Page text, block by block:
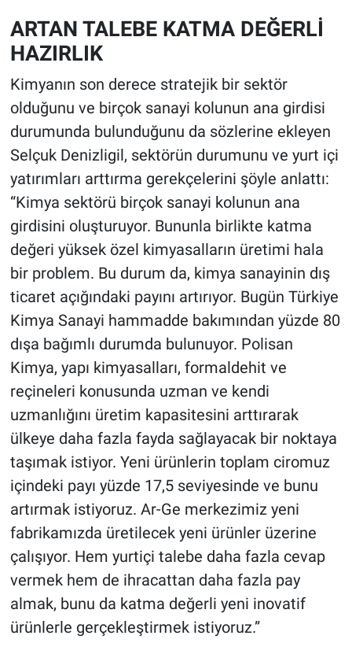
ARTAN TALEBE KATMA DEĞERLİ
HAZIRLIK
Kimyanın son derece stratejik bir sektör
olduğunu ve birçok sanayi kolunun ana girdisi
durumunda bulunduğunu da sözlerine ekleyen
Selçuk Denizligil, sektörün durumunu ve yurt içi
yatırımları arttırma gerekçelerini şöyle anlattı:
“Kimya sektörü birçok sanayi kolunun ana
girdisini oluşturuyor. Bununla birlikte katma
değeri yüksek özel kimyasalların üretimi hala
bir problem. Bu durum da, kimya sanayinin dış
ticaret açığındaki payını artırıyor. Bugün Türkiye
Kimya Sanayi hammadde bakımından yüzde 80
dışa bağımlı durumda bulunuyor. Polisan
Kimya, yapı kimyasalları, formaldehit ve
reçineleri konusunda uzman ve kendi
uzmanlığını üretim kapasitesini arttırarak
ülkeye daha fazla fayda sağlayacak bir noktaya
taşımak istiyor. Yeni ürünlerin toplam ciromuz
içindeki payı yüzde 17,5 seviyesinde ve bunu
artırmak istiyoruz. Ar-Ge merkezimiz yeni
fabrikamızda üretilecek yeni ürünler üzerine
çalışıyor. Hem yurtiçi talebe daha fazla cevap
vermek hem de ihracattan daha fazla pay
almak, bunu da katma değerli yeni inovatif
ürünlerle gerçekleştirmek istiyoruz.”